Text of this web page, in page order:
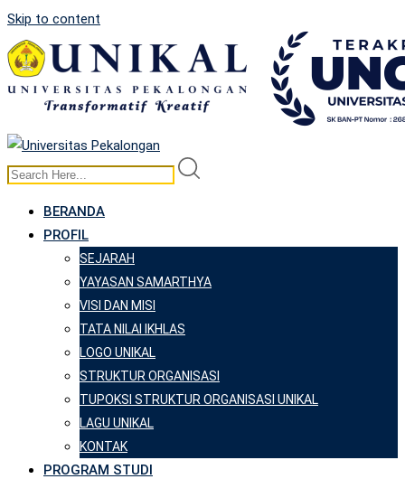
Skip to content
BERANDA
PROFIL
SEJARAH
YAYASAN SAMARTHYA
VISI DAN MISI
TATA NILAI IKHLAS
LOGO UNIKAL
STRUKTUR ORGANISASI
TUPOKSI STRUKTUR ORGANISASI UNIKAL
LAGU UNIKAL
KONTAK
PROGRAM STUDI